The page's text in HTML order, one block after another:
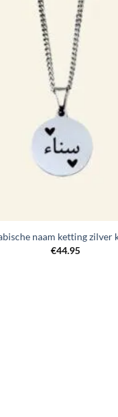
naam ketting zilver
€44.95